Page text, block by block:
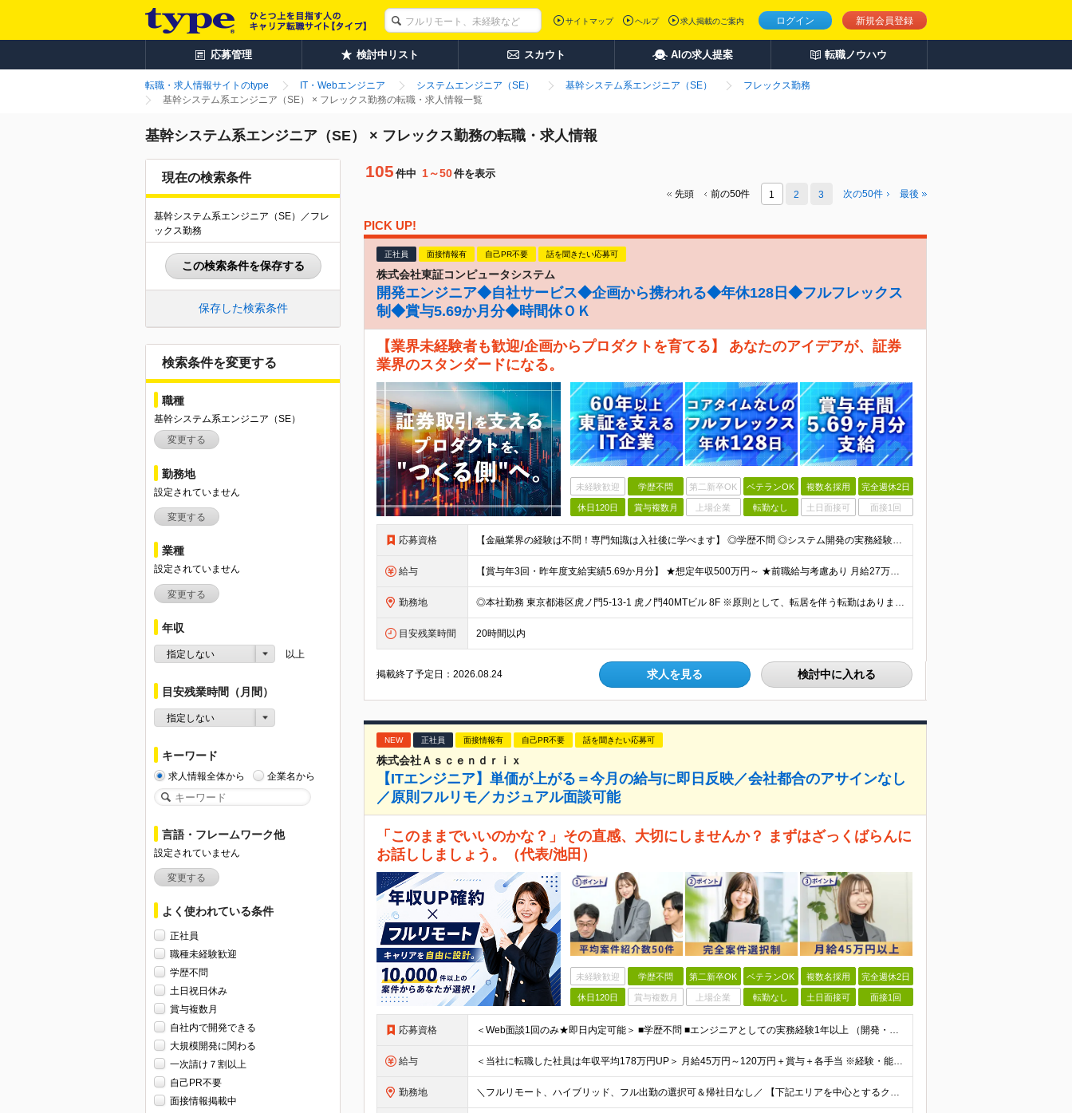
ログイン 新規会員登録
サイトマップ ヘルプ 求人掲載のご案内
応募管理 検討中リスト スカウト AIの求人提案 転職ノウハウ
転職・求人情報サイトのtype IT・Webエンジニア システムエンジニア（SE） 基幹システム系エンジニア（SE）
フレックス勤務
基幹システム系エンジニア（SE） × フレックス勤務の転職・求人情報一覧
基幹システム系エンジニア（SE） × フレックス勤務の転職・求人情報
現在の検索条件
基幹システム系エンジニア（SE）／フレ
ックス勤務
この検索条件を保存する
保存した検索条件
検索条件を変更する
職種
基幹システム系エンジニア（SE）
変更する
勤務地
設定されていません
変更する
業種
設定されていません
変更する
年収
指定しない 以上
目安残業時間（月間）
指定しない
キーワード
求人情報全体から 企業名から
言語・フレームワーク他
設定されていません
変更する
よく使われている条件
正社員
職種未経験歓迎
学歴不問
土日祝日休み
賞与複数月
自社内で開発できる
大規模開発に関わる
一次請け７割以上
自己PR不要
面接情報掲載中
105 件中 1～50件を表示
先頭 前の50件 1 2 3 次の50件 最後
PICK UP!
正社員 面接情報有 自己PR不要 話を聞きたい応募可
株式会社東証コンピュータシステム
開発エンジニア◆自社サービス◆企画から携われる◆年休128日◆フルフレックス
制◆賞与5.69か月分◆時間休ＯＫ
【業界未経験者も歓迎/企画からプロダクトを育てる】 あなたのアイデアが、証券
業界のスタンダードになる。
未経験歓迎 学歴不問 第二新卒OK ベテランOK 複数名採用 完全週休2日
休日120日 賞与複数月 上場企業 転勤なし 土日面接可 面接1回
応募資格 【金融業界の経験は不問！専門知識は入社後に学べます】 ◎学歴不問 ◎システム開発の実務経験をお持ちの方 └3年以上・Java、C#いずれかの使用経験をお持ちの方を想定しております 【以下のような方は
給与 【賞与年3回・昨年度支給実績5.69か月分】 ★想定年収500万円～ ★前職給与考慮あり 月給27万円～59万円 +残業代全額支給(1分単位、監督職以下) +人事評価による賞与年2回（4月/10月）
勤務地 ◎本社勤務 東京都港区虎ノ門5-13-1 虎ノ門40MTビル 8F ※原則として、転居を伴う転勤はありません ※(変更の範囲)上記を除く当社関連勤務地
目安残業時間 20時間以内
掲載終了予定日：2026.08.24 求人を見る 検討中に入れる
NEW 正社員 面接情報有 自己PR不要 話を聞きたい応募可
株式会社Ａｓｃｅｎｄｒｉｘ
【ITエンジニア】単価が上がる＝今月の給与に即日反映／会社都合のアサインなし
／原則フルリモ／カジュアル面談可能
「このままでいいのかな？」その直感、大切にしませんか？ まずはざっくばらんに
お話ししましょう。（代表/池田）
未経験歓迎 学歴不問 第二新卒OK ベテランOK 複数名採用 完全週休2日
休日120日 賞与複数月 上場企業 転勤なし 土日面接可 面接1回
応募資格 ＜Web面談1回のみ★即日内定可能＞ ■学歴不問 ■エンジニアとしての実務経験1年以上 （開発・インフラ・技術・工程など不問）
給与 ＜当社に転職した社員は年収平均178万円UP＞ 月給45万円～120万円＋賞与＋各手当 ※経験・能力などを考慮の上、決定します ※案件の契約内容（月単金など）や昇給、賞与額はすべてシステム上で開示し
勤務地 ＼フルリモート、ハイブリッド、フル出勤の選択可＆帰社日なし／ 【下記エリアを中心とするクライアント先または自宅にて勤務】 ■首都圏：東京・埼玉・千葉・神奈川 ■関西：大阪・兵庫・京都・滋賀・奈良・和